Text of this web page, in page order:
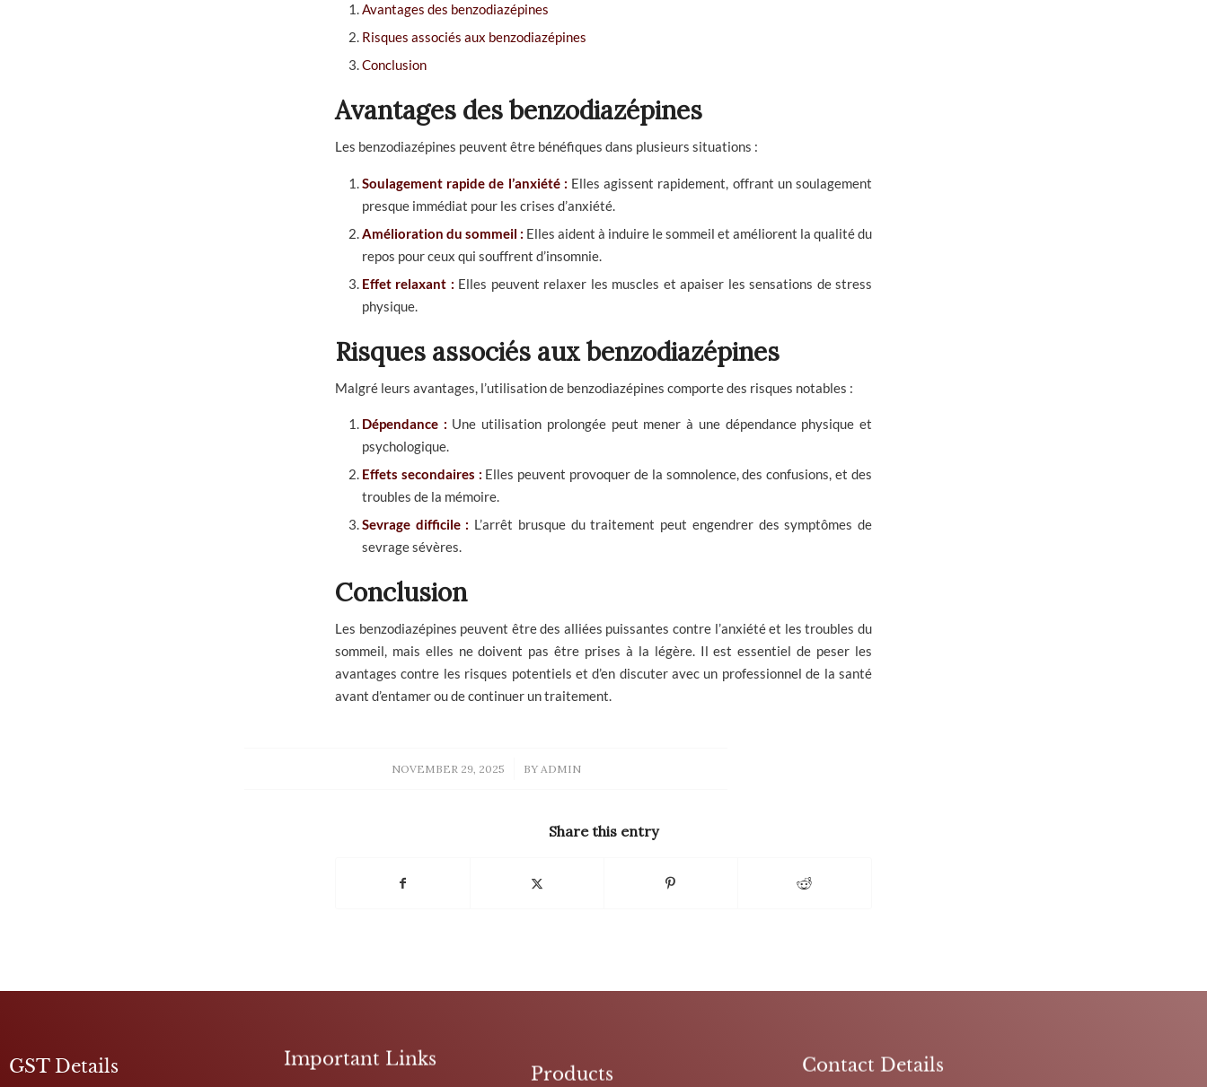
Avantages des benzodiazépines
Risques associés aux benzodiazépines
Conclusion
Avantages des benzodiazépines
Les benzodiazépines peuvent être bénéfiques dans plusieurs situations :
Soulagement rapide de l’anxiété : Elles agissent rapidement, offrant un soulagement
presque immédiat pour les crises d’anxiété.
Amélioration du sommeil : Elles aident à induire le sommeil et améliorent la qualité du
repos pour ceux qui souffrent d’insomnie.
Effet relaxant : Elles peuvent relaxer les muscles et apaiser les sensations de stress
physique.
Risques associés aux benzodiazépines
Malgré leurs avantages, l’utilisation de benzodiazépines comporte des risques notables :
Dépendance : Une utilisation prolongée peut mener à une dépendance physique et
psychologique.
Effets secondaires : Elles peuvent provoquer de la somnolence, des confusions, et des
troubles de la mémoire.
Sevrage difficile : L’arrêt brusque du traitement peut engendrer des symptômes de
sevrage sévères.
Conclusion
Les benzodiazépines peuvent être des alliées puissantes contre l’anxiété et les troubles du
sommeil, mais elles ne doivent pas être prises à la légère. Il est essentiel de peser les
avantages contre les risques potentiels et d’en discuter avec un professionnel de la santé
avant d’entamer ou de continuer un traitement.
NOVEMBER 29, 2025
/ BY ADMIN
Share this entry
GST Details Important Links
Products Contact Details